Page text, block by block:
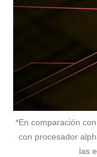
*En comparación
con procesador
las